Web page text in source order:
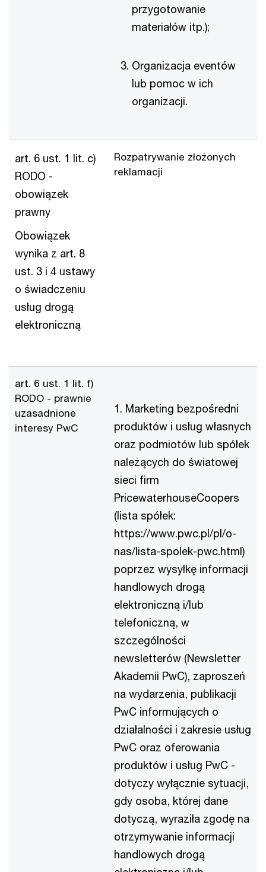
przygotowanie
materiałów itp.);
Organizacja eventów
lub pomoc w ich
organizacji.
art. 6 ust. 1 lit. c)
RODO -
obowiązek
prawny
Obowiązek
wynika z art. 8
ust. 3 i 4 ustawy
o świadczeniu
usług drogą
elektroniczną
Rozpatrywanie złożonych
reklamacji
art. 6 ust. 1 lit. f)
RODO - prawnie
uzasadnione
interesy PwC
1. Marketing bezpośredni
produktów i usług własnych
oraz podmiotów lub spółek
należących do światowej
sieci firm
PricewaterhouseCoopers
(lista spółek:
https://www.pwc.pl/pl/o-
nas/lista-spolek-pwc.html)
poprzez wysyłkę informacji
handlowych drogą
elektroniczną i/lub
telefoniczną, w
szczególności
newsletterów (Newsletter
Akademii PwC), zaproszeń
na wydarzenia, publikacji
PwC informujących o
działalności i zakresie usług
PwC oraz oferowania
produktów i usług PwC -
dotyczy wyłącznie sytuacji,
gdy osoba, której dane
dotyczą, wyraziła zgodę na
otrzymywanie informacji
handlowych drogą